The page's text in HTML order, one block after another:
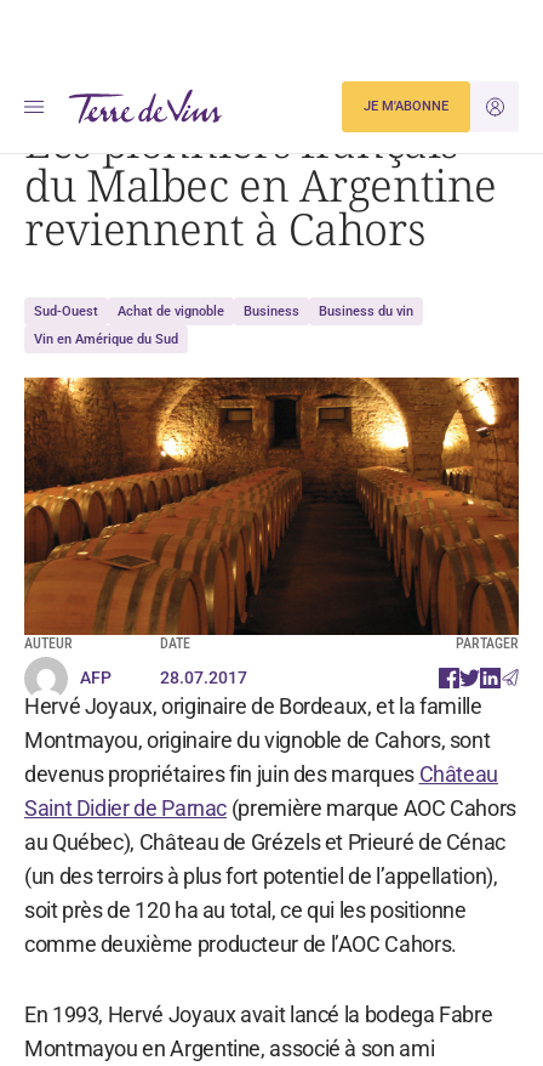
JE
JE M'ABONNE
Accueil Les pionniers français du Malbec en Argentine reviennent à Cahors
Les pionniers français
du Malbec en Argentine
reviennent à Cahors
Sud-Ouest Achat de vignoble Business
Business du vin
Vin en Amérique du Sud
AUTEUR
AFP
DATE
28.07.2017
PARTAGER
Hervé Joyaux, originaire de Bordeaux, et la famille
Montmayou, originaire du vignoble de Cahors, sont
devenus propriétaires fin juin des marques Château
Saint Didier de Parnac (première marque AOC Cahors
au Québec), Château de Grézels et Prieuré de Cénac
(un des terroirs à plus fort potentiel de l’appellation),
soit près de 120 ha au total, ce qui les positionne
comme deuxième producteur de l’AOC Cahors.
En 1993, Hervé Joyaux avait lancé la bodega Fabre
Montmayou en Argentine, associé à son ami